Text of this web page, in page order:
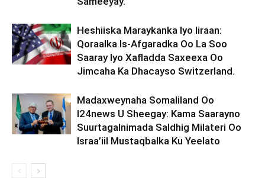
Heshiiska Maraykanka Iyo Iiraan:
Qoraalka Is-Afgaradka Oo La Soo
Saaray Iyo Xafladda Saxeexa Oo
Jimcaha Ka Dhacayso Switzerland.
Madaxweynaha Somaliland Oo
I24news U Sheegay: Kama Saarayno
Suurtagalnimada Saldhig Milateri Oo
Israa’iil Mustaqbalka Ku Yeelato